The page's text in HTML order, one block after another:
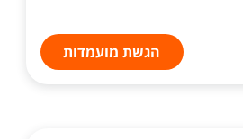
הגשת מועמדות